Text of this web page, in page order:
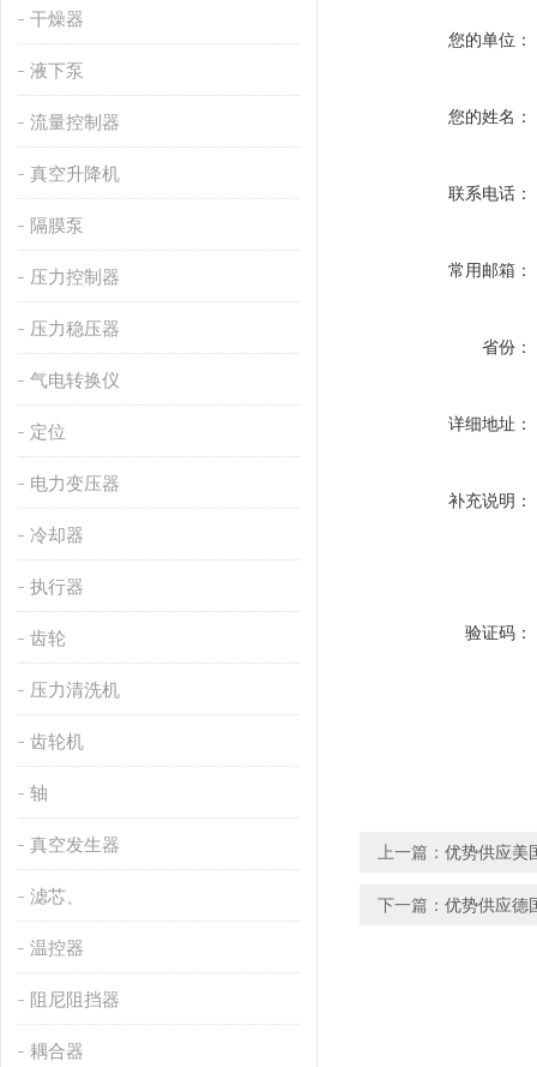
干燥器
液下泵
流量控制器
真空升降机
隔膜泵
压力控制器
压力稳压器
气电转换仪
定位
电力变压器
冷却器
执行器
齿轮
压力清洗机
齿轮机
轴
真空发生器
滤芯、
温控器
阻尼阻挡器
耦合器
您的单位：
您的姓名：
联系电话：
常用邮箱：
省份：
详细地址：
补充说明：
验证码：
上一篇： 优势供应美
下一篇： 优势供应德